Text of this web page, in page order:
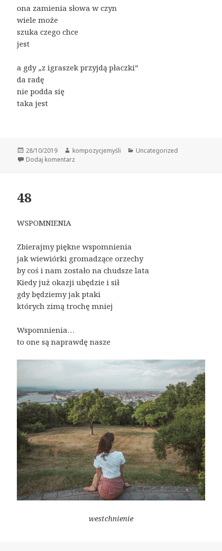
ona zamienia słowa w czyn
wiele może
szuka czego chce
jest
a gdy „z igraszek przyjdą płaczki”
da radę
nie podda się
taka jest
Data
publikacji
28/10/2019 Autor
kompozycjemyśli Kategorie
Uncategorized
Dodaj komentarzdo 49
48
WSPOMNIENIA
Zbierajmy piękne wspomnienia
jak wiewiórki gromadzące orzechy
by coś i nam zostało na chudsze lata
Kiedy już okazji ubędzie i sił
gdy będziemy jak ptaki
których zimą trochę mniej
Wspomnienia…
to one są naprawdę nasze
westchnienie